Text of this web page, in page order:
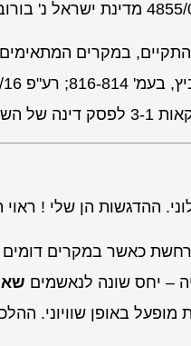
מדינת ישראל נ'
במקרים
, בעמ' 816-814; רע"פ 1611/16
של השופטת
כאשר במקרים דומים
– יחס שונה לנאשמים
מופעל באופן שוויוני.